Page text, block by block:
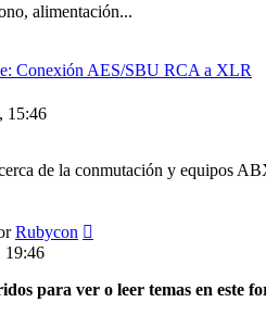
alimentación...
Conexión AES/SBU RCA a XLR
15:46
de la conmutación y equipos
Rubycon
19:46
para ver o leer temas en este